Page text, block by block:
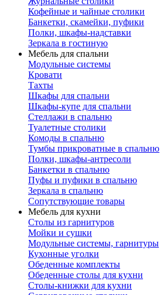
Кофейные и чайные столики
Банкетки, скамейки, пуфики
Полки, шкафы-надставки
Зеркала в гостиную
Мебель для спальни
Модульные системы
Кровати
Тахты
Шкафы для спальни
Шкафы-купе для спальни
Стеллажи в спальню
Туалетные столики
Комоды в спальню
Тумбы прикроватные в спальню
Полки, шкафы-антресоли
Банкетки в спальню
Пуфы и пуфики в спальню
Зеркала в спальню
Сопутствующие товары
Мебель для кухни
Столы из гарнитуров
Мойки и сушки
Модульные системы, гарнитуры
Кухонные уголки
Обеденные комплекты
Обеденные столы для кухни
Столы-книжки для кухни